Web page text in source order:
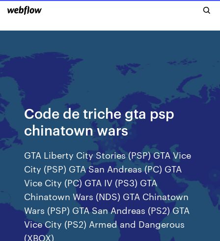
Code de triche gta psp
chinatown wars
GTA Liberty City Stories (PSP) GTA Vice
City (PSP) GTA San Andreas (PC) GTA
Vice City (PC) GTA IV (PS3) GTA
Chinatown Wars (NDS) GTA Chinatown
Wars (PSP) GTA San Andreas (PS2) GTA
Vice City (PS2) Armed and Dangerous
(XBOX)